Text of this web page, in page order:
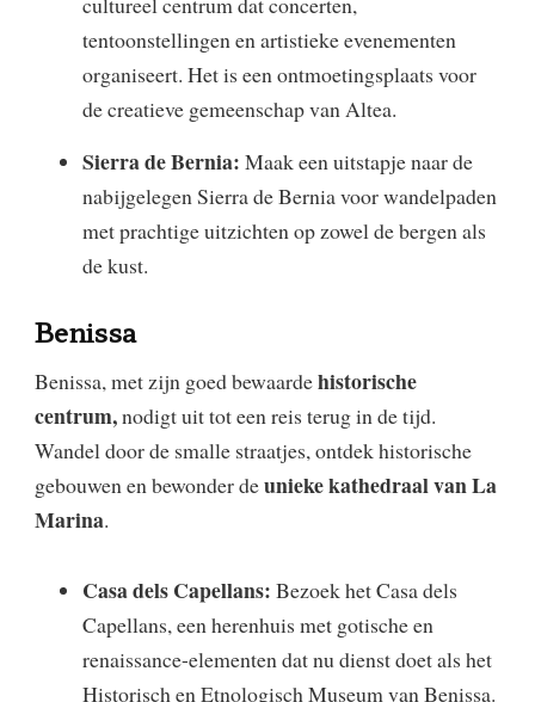
tentoonstellingen en artistieke evenementen
organiseert. Het is een ontmoetingsplaats voor
de creatieve gemeenschap van Altea.
Sierra de Bernia: Maak een uitstapje naar de
nabijgelegen Sierra de Bernia voor wandelpaden
met prachtige uitzichten op zowel de bergen als
de kust.
Benissa
Benissa, met zijn goed bewaardehistorische
centrum,nodigt uit tot een reis terug in de tijd.
Wandel door de smalle straatjes, ontdek historische
gebouwen en bewonder deunieke kathedraal van La
Marina.
Casa dels Capellans: Bezoek het Casa dels
Capellans, een herenhuis met gotische en
renaissance-elementen dat nu dienst doet als het
Historisch en Etnologisch Museum van Benissa.